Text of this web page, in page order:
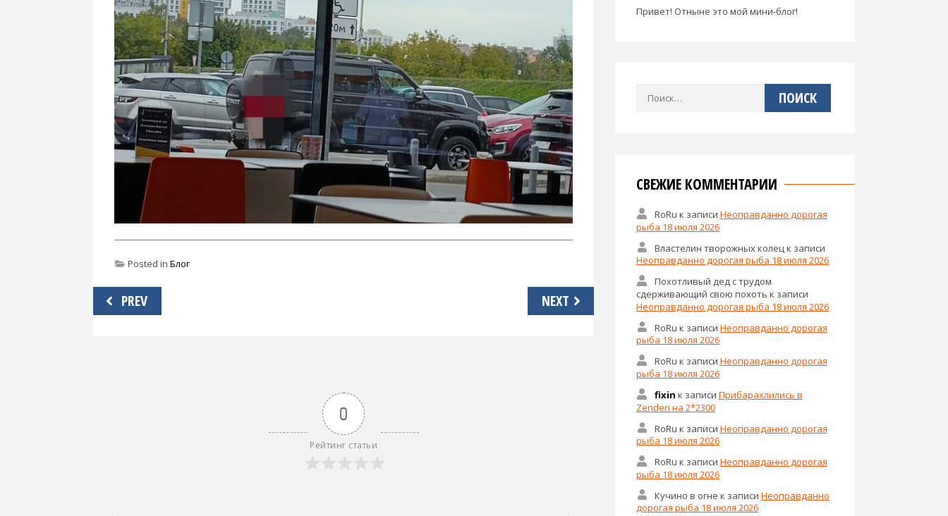
Posted in Блог
Навигация
по
PREV NEXT
0
Рейтинг статьи
Привет! Отныне это мой мини-блог!
Найти:
СВЕЖИЕ КОММЕНТАРИИ
RoRu к записи Неоправданно дорогая
рыба 18 июля 2026
Властелин творожных колец к записи
Неоправданно дорогая рыба 18 июля 2026
Похотливый дед с трудом
сдерживающий свою похоть к записи
Неоправданно дорогая рыба 18 июля 2026
RoRu к записи Неоправданно дорогая
рыба 18 июля 2026
RoRu к записи Неоправданно дорогая
рыба 18 июля 2026
fixin к записи Прибарахлились в
Zenden на 2*2300
RoRu к записи Неоправданно дорогая
рыба 18 июля 2026
RoRu к записи Неоправданно дорогая
рыба 18 июля 2026
Кучино в огне к записи Неоправданно
дорогая рыба 18 июля 2026